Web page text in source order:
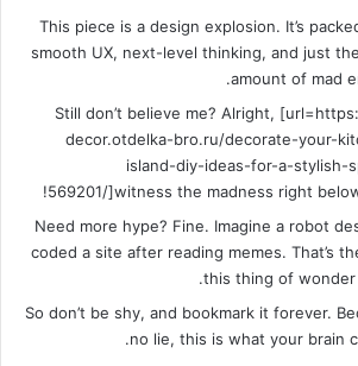
This piece is a design explosion. It’s
smooth UX, next-level thinking, and just
amount of mad
Still don’t believe me? Alright,
decor.otdelka-bro.ru/decorate-your-
island-diy-ideas-for-a-stylish-
569201/]witness the madness right
Need more hype? Fine. Imagine a robot
coded a site after reading memes. That’s
this thing of wonder
So don’t be shy, and bookmark it forever.
no lie, this is what your brain